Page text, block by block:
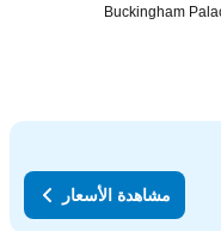
مشاهدة الأسعار